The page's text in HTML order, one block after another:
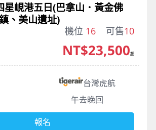
星峴港五日(巴拿山．黃金佛
、美山遺址)
機位 16 可售10
台灣虎航
午去晚回
NT$23,500起
報名